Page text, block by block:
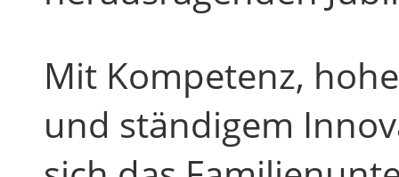
Mit Kompetenz,
und ständigem